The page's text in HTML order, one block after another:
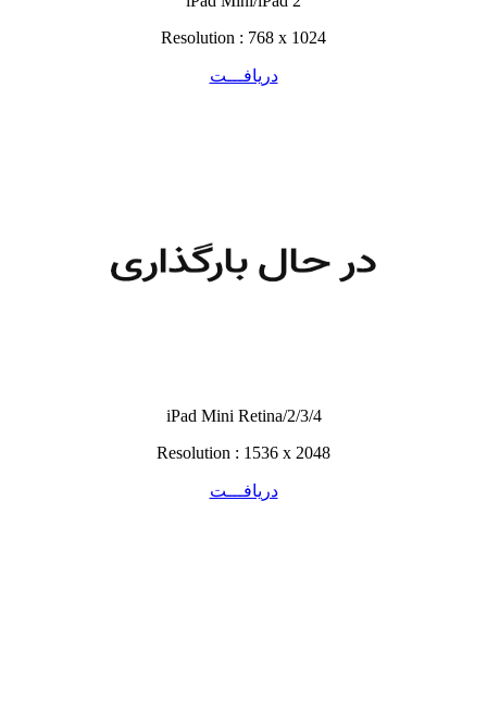
Resolution : 768 x 1024
دریافـــت
iPad Mini Retina/2/3/4
Resolution : 1536 x 2048
دریافـــت